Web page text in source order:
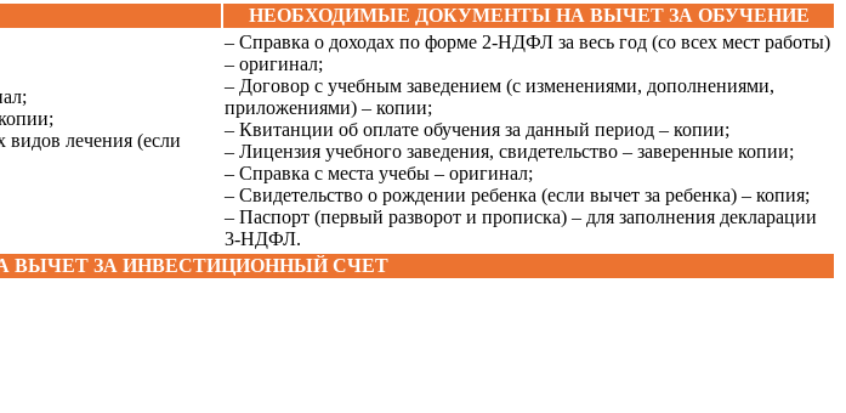
НЕОБХОДИМЫЕ ДОКУМЕНТЫ НА ВЫЧЕТ ЗА ОБУЧЕНИЕ
лечения (если
– Справка о доходах по форме 2-НДФЛ за весь год (со всех мест работы)
– оригинал;
– Договор с учебным заведением (с изменениями, дополнениями,
приложениями) – копии;
– Квитанции об оплате обучения за данный период – копии;
– Лицензия учебного заведения, свидетельство – заверенные копии;
– Справка с места учебы – оригинал;
– Свидетельство о рождении ребенка (если вычет за ребенка) – копия;
– Паспорт (первый разворот и прописка) – для заполнения декларации
3-НДФЛ.
ЗА ИНВЕСТИЦИОННЫЙ СЧЕТ